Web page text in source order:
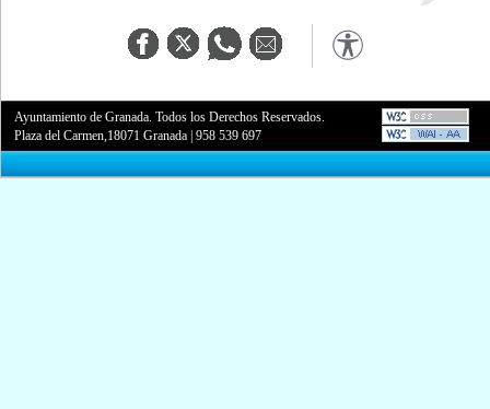
Ayuntamiento de Granada. Todos los Derechos Reservados.
Plaza del Carmen,18071 Granada |958 539 697